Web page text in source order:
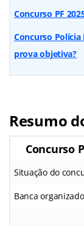
Concurso PF
Concurso
prova objetiva?
Resumo
Concurso
Situação do
Banca